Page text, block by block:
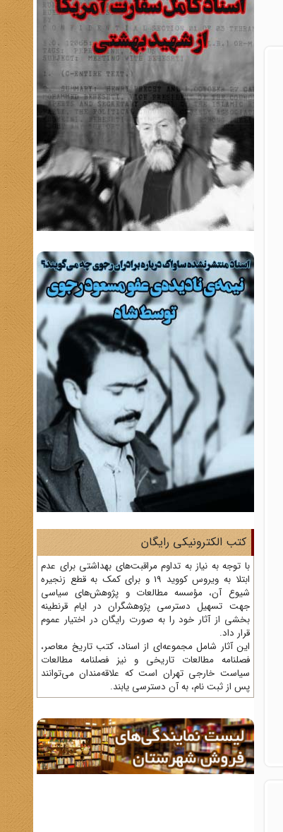
کتب الکترونیکی رایگان
با توجه به نیاز به تداوم مراقبت‌های بهداشتی برای عدم
ابتلا به ویروس کووید 19 و برای کمک به قطع زنجیره
شیوع آن، مؤسسه مطالعات و پژوهش‌های سیاسی
جهت تسهیل دسترسی پژوهشگران در ایام قرنطینه
بخشی از آثار خود را به صورت رایگان در اختیار عموم
قرار داد.
این آثار شامل مجموعه‌ای از اسناد، کتب تاریخ معاصر،
فصلنامه‌ مطالعات تاریخی و نیز فصلنامه مطالعات
سیاست خارجی تهران است که علاقه‌مندان می‌توانند
پس از ثبت نام، به آن دسترسی یابند.